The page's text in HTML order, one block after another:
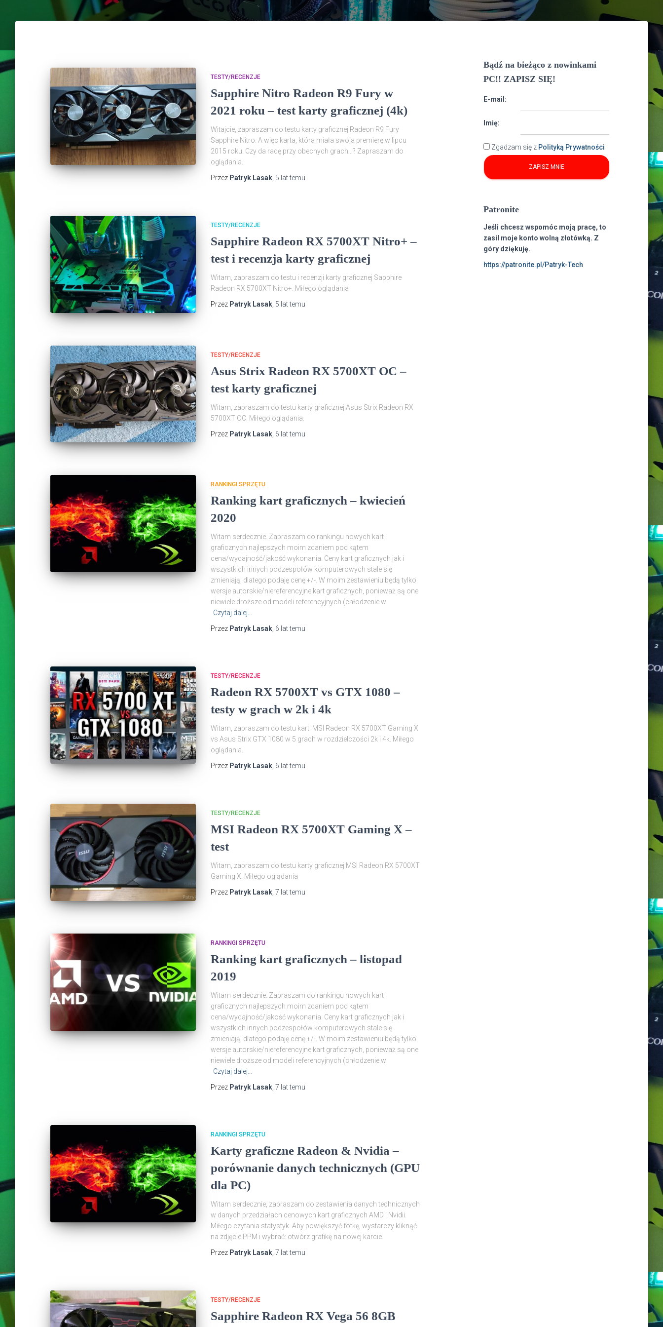
TESTY/RECENZJE
Sapphire Nitro Radeon R9 Fury w
2021 roku – test karty graficznej (4k)
Witajcie, zapraszam do testu karty graficznej Radeon R9 Fury
Sapphire Nitro. A więc karta, która miała swoja premierę w lipcu
2015 roku. Czy da radę przy obecnych grach…? Zapraszam do
oglądania.
Przez Patryk Lasak 5 lattemu
TESTY/RECENZJE
Sapphire Radeon RX 5700XT Nitro+ –
test i recenzja karty graficznej
Witam, zapraszam do testu i recenzji karty graficznej Sapphire
Radeon RX 5700XT Nitro+. Miłego oglądania
Przez Patryk Lasak 5 lattemu
TESTY/RECENZJE
Asus Strix Radeon RX 5700XT OC –
test karty graficznej
Witam, zapraszam do testu karty graficznej Asus Strix Radeon RX
5700XT OC. Miłego oglądania.
Przez Patryk Lasak 6 lattemu
RANKINGI SPRZĘTU
Ranking kart graficznych – kwiecień
2020
Witam serdecznie. Zapraszam do rankingu nowych kart
graficznych najlepszych moim zdaniem pod kątem
cena/wydajność/jakość wykonania. Ceny kart graficznych jak i
wszystkich innych podzespołów komputerowych stale się
zmieniają, dlatego podaję cenę +/-. W moim zestawieniu będą tylko
wersje autorskie/niereferencyjne kart graficznych, ponieważ są one
niewiele droższe od modeli referencyjnych (chłodzenie w
Czytaj dalej…
Przez Patryk Lasak, 6 lattemu
TESTY/RECENZJE
Radeon RX 5700XT vs GTX 1080 –
testy w grach w 2k i 4k
Witam, zapraszam do testu kart: MSI Radeon RX 5700XT Gaming X
vs Asus Strix GTX 1080 w 5 grach w rozdzielczości 2k i 4k. Miłego
oglądania.
Przez Patryk Lasak, 6 lattemu
TESTY/RECENZJE
MSI Radeon RX 5700XT Gaming X –
test
Witam, zapraszam do testu karty graficznej MSI Radeon RX 5700XT
Gaming X. Miłego oglądania
Przez Patryk Lasak, 7 lattemu
RANKINGI SPRZĘTU
Ranking kart graficznych – listopad
2019
Witam serdecznie. Zapraszam do rankingu nowych kart
graficznych najlepszych moim zdaniem pod kątem
cena/wydajność/jakość wykonania. Ceny kart graficznych jak i
wszystkich innych podzespołów komputerowych stale się
zmieniają, dlatego podaję cenę +/-. W moim zestawieniu będą tylko
wersje autorskie/niereferencyjne kart graficznych, ponieważ są one
niewiele droższe od modeli referencyjnych (chłodzenie w
Czytaj dalej…
Przez Patryk Lasak 7 lattemu
RANKINGI SPRZĘTU
Karty graficzne Radeon & Nvidia –
porównanie danych technicznych (GPU
dla PC)
Witam serdecznie, zapraszam do zestawienia danych technicznych
w danych przedziałach cenowych kart graficznych AMD i Nvidii.
Miłego czytania statystyk. Aby powiększyć fotkę, wystarczy kliknąć
na zdjęcie PPM i wybrać: otwórz grafikę na nowej karcie.
Przez Patryk Lasak 7 lattemu
TESTY/RECENZJE
Sapphire Radeon RX Vega 56 8GB
Bądź na bieżąco z nowinkami
PC!! ZAPISZ SIĘ!
E-mail:
Imię:
Zgadzam się z Polityką Prywatności
Patronite
Jeśli chcesz wspomóc moją pracę, to
zasil moje konto wolną złotówką. Z
góry dziękuję.
https://patronite.pl/Patryk-Tech